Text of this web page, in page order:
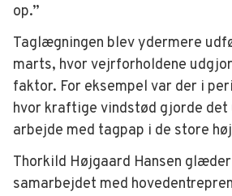
op.”
Taglægningen blev ydermere
marts, hvor vejrforholdene
faktor. For eksempel var der i
hvor kraftige vindstød gjorde
arbejde med tagpap i de store
Thorkild Højgaard Hansen
samarbejdet med